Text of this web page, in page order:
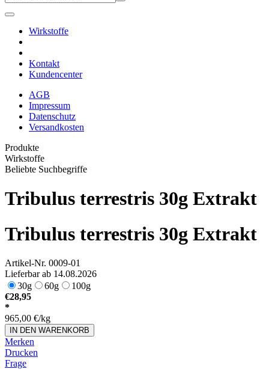
Wirkstoffe
Kontakt
Kundencenter
AGB
Impressum
Datenschutz
Versandkosten
Produkte
Wirkstoffe
Beliebte Suchbegriffe
Tribulus terrestris 30g Extrakt
Tribulus terrestris 30g Extrakt
Artikel-Nr. 0009-01
Lieferbar ab 14.08.2026
30g
60g
100g
€28,95
*
965,00 €/kg
IN DEN WARENKORB
Merken
Drucken
Frage